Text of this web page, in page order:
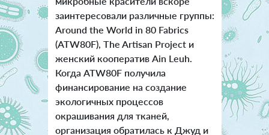
заинтересовали различные группы:
Around the World in 80 Fabrics
(ATW80F), The Artisan Project и
женский кооператив Ain Leuh.
Когда ATW80F получила
финансирование на создание
экологичных процессов
окрашивания для тканей,
организация обратилась к Джуд и